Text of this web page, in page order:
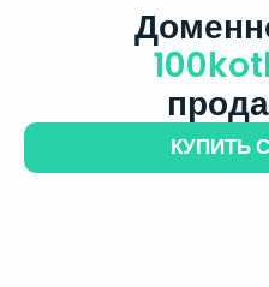
КУПИТЬ